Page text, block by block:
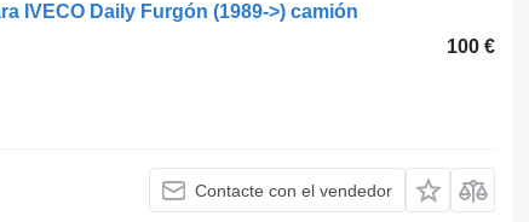
IVECO Daily Furgón (1989->) camión
100 €
Contacte con el vendedor